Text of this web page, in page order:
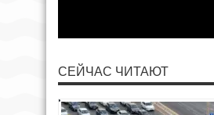
СЕЙЧАС ЧИТАЮТ